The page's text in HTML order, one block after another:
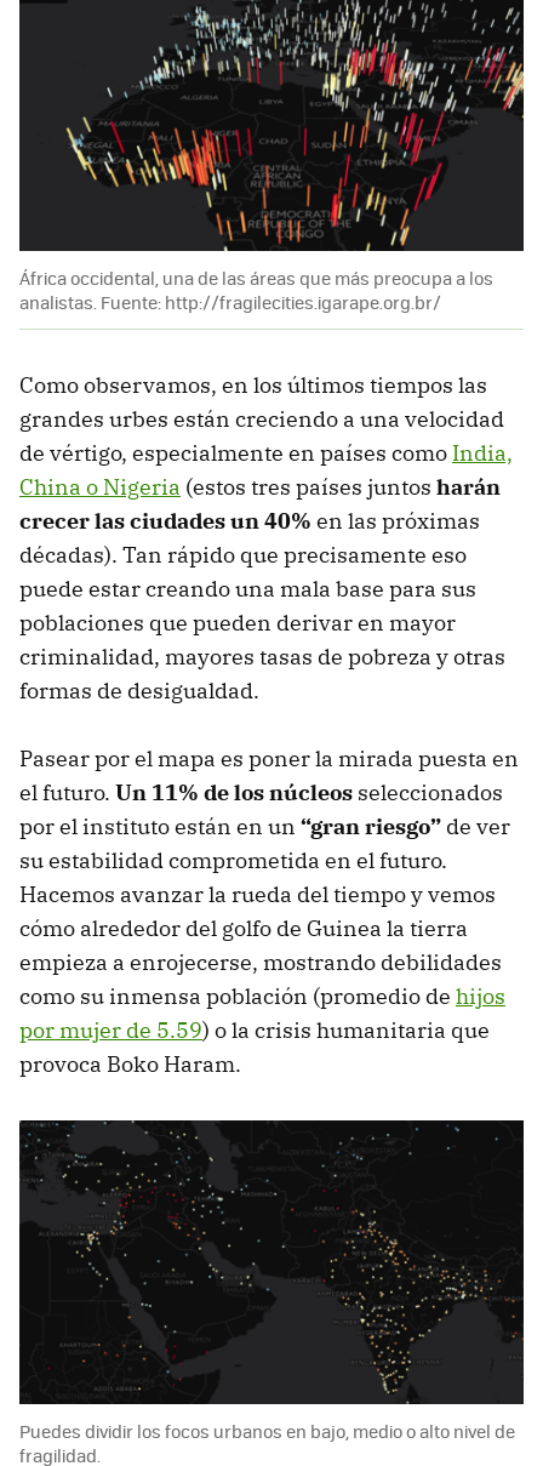
África occidental, una de las áreas que más preocupa a los
analistas. Fuente: http://fragilecities.igarape.org.br/
Como observamos, en los últimos tiempos las
grandes urbes están creciendo a una velocidad
de vértigo, especialmente en países como India,
China o Nigeria (estos tres países juntos harán
crecer las ciudades un 40% en las próximas
décadas). Tan rápido que precisamente eso
puede estar creando una mala base para sus
poblaciones que pueden derivar en mayor
criminalidad, mayores tasas de pobreza y otras
formas de desigualdad.
Pasear por el mapa es poner la mirada puesta en
el futuro. Un 11% de los núcleos seleccionados
por el instituto están en un “gran riesgo” de ver
su estabilidad comprometida en el futuro.
Hacemos avanzar la rueda del tiempo y vemos
cómo alrededor del golfo de Guinea la tierra
empieza a enrojecerse, mostrando debilidades
como su inmensa población (promedio de hijos
por mujer de 5.59) o la crisis humanitaria que
provoca Boko Haram.
Puedes dividir los focos urbanos en bajo, medio o alto nivel de
fragilidad.